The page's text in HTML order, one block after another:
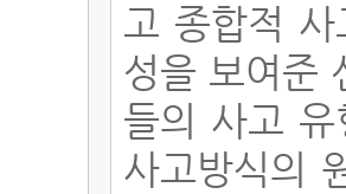
고 종합적
성을 보여준
들의 사고
사고방식의